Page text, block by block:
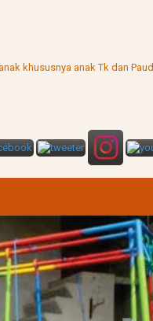
khususnya anak Tk dan Paud